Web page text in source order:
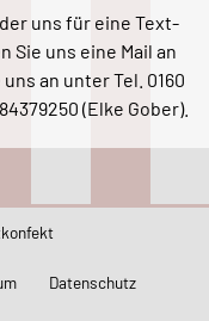
uns für eine Text-
Sie uns eine Mail an
an unter Tel. 0160
(Elke Gober).
Datenschutz